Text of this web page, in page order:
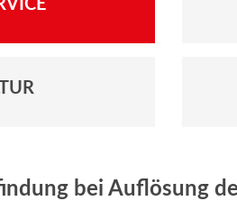
bei Auflösung